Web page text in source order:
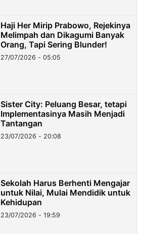
Haji Her Mirip Prabowo, Rejekinya
Melimpah dan Dikagumi Banyak
Orang, Tapi Sering Blunder!
27/07/2026 - 05:05
Sister City: Peluang Besar, tetapi
Implementasinya Masih Menjadi
Tantangan
23/07/2026 - 20:08
Sekolah Harus Berhenti Mengajar
untuk Nilai, Mulai Mendidik untuk
Kehidupan
23/07/2026 - 19:59